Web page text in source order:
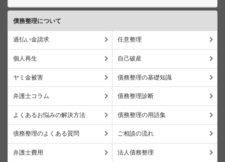
債務整理について
過払い金請求 任意整理
個人再生 自己破産
ヤミ金被害 債務整理の基礎知識
弁護士コラム 債務整理診断
よくあるお悩みの解決方法 債務整理の用語集
債務整理のよくある質問 ご相談の流れ
弁護士費用 法人債務整理